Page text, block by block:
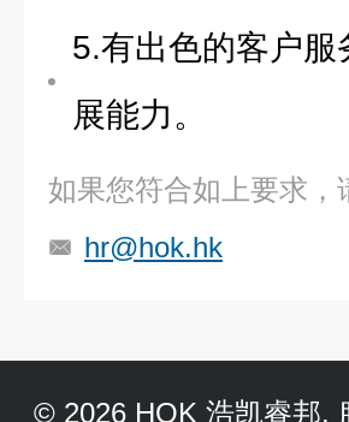
5.有出色的客户
展能力。
如果您符合如上要求，
hr@hok.hk
© 2026 HOK 浩凯睿邦.